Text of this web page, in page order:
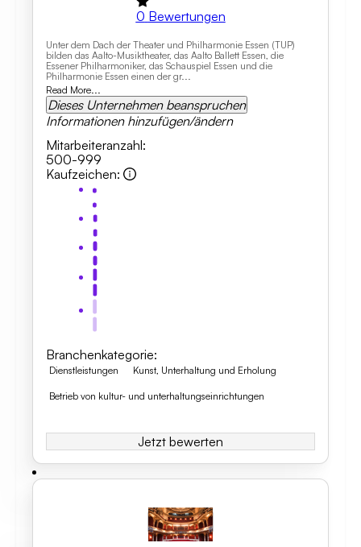
0 Bewertungen
Unter dem Dach der Theater und Philharmonie Essen (TUP)
bilden das Aalto-Musiktheater, das Aalto Ballett Essen, die
Essener Philharmoniker, das Schauspiel Essen und die
Philharmonie Essen einen der gr...
Read More...
Dieses Unternehmen beanspruchen
Informationen hinzufügen/ändern
Mitarbeiteranzahl:
500-999
Kaufzeichen:
Branchenkategorie:
Dienstleistungen Kunst, Unterhaltung und Erholung
Betrieb von kultur- und unterhaltungseinrichtungen
Jetzt bewerten